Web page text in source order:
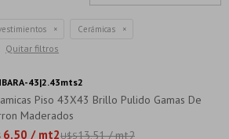
Cerámicas
Quitar filtros
Piso 43X43 Brillo Pulido Gamas De
Maderados
6.50 / mt2U$S13.51 / mt2
43|2.43mts2